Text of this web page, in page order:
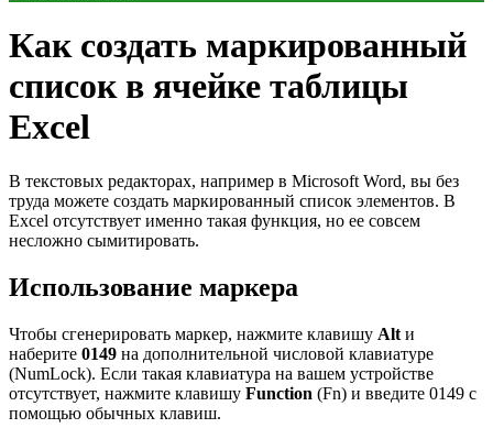
Как создать маркированный
список в ячейке таблицы
Excel
В текстовых редакторах, например в Microsoft Word, вы без
труда можете создать маркированный список элементов. В
Excel отсутствует именно такая функция, но ее совсем
несложно сымитировать.
Использование маркера
Чтобы сгенерировать маркер, нажмите клавишу Alt и
наберите 0149 на дополнительной числовой клавиатуре
(NumLock). Если такая клавиатура на вашем устройстве
отсутствует, нажмите клавишу Function (Fn) и введите 0149 с
помощью обычных клавиш.